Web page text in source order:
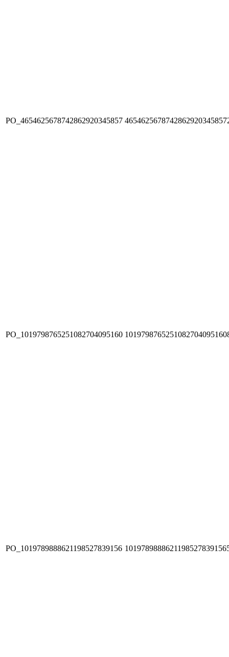
PO_4654625678742862920345857
PO_1019798765251082704095160
PO_1019789888621198527839156